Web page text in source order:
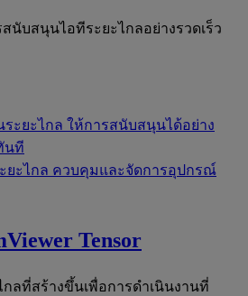
นับสนุนไอทีระยะไกลอย่างรวดเร็ว
ะยะไกล ให้การสนับสนุนได้อย่าง
นที
ยะไกล ควบคุมและจัดการอุปกรณ์
Tensor
กลที่สร้างขึ้นเพื่อการดำเนินงานที่